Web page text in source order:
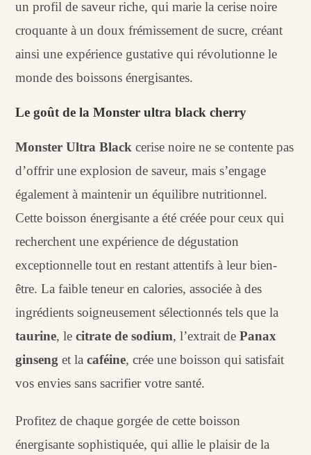
un profil de saveur riche, qui marie la cerise noire
croquante à un doux frémissement de sucre, créant
ainsi une expérience gustative qui révolutionne le
monde des boissons énergisantes.
Le goût de la Monster ultra black cherry
Monster Ultra Black cerise noire ne se contente pas
d’offrir une explosion de saveur, mais s’engage
également à maintenir un équilibre nutritionnel.
Cette boisson énergisante a été créée pour ceux qui
recherchent une expérience de dégustation
exceptionnelle tout en restant attentifs à leur bien-
être. La faible teneur en calories, associée à des
ingrédients soigneusement sélectionnés tels que la
taurine, lecitrate de sodium, l’extrait dePanax
ginseng et lacaféine, crée une boisson qui satisfait
vos envies sans sacrifier votre santé.
Profitez de chaque gorgée de cette boisson
énergisante sophistiquée, qui allie le plaisir de la